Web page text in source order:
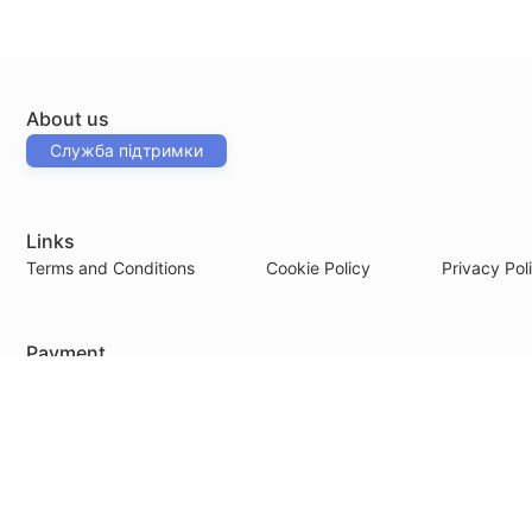
About us
Служба підтримки
Links
Terms and Conditions Cookie Policy Privacy
Payment